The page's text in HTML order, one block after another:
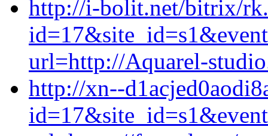
http://i-bolit.net/bitrix/
url=http://Aquarel-
http://xn--